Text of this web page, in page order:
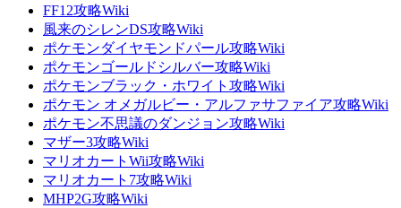
FF12攻略Wiki
風来のシレンDS攻略Wiki
ポケモンダイヤモンドパール攻略Wiki
ポケモンゴールドシルバー攻略Wiki
ポケモンブラック・ホワイト攻略Wiki
ポケモン オメガルビー・アルファサファイア攻略Wiki
ポケモン不思議のダンジョン攻略Wiki
マザー3攻略Wiki
マリオカートWii攻略Wiki
マリオカート7攻略Wiki
MHP2G攻略Wiki